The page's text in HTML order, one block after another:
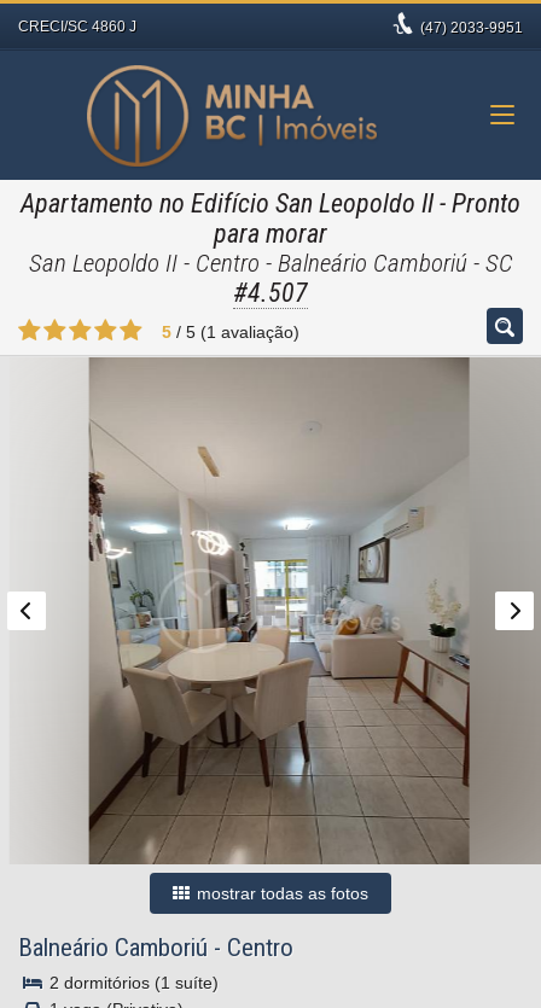
CRECI/SC 4860 J (47) 2033-9951
Apartamento no Edifício San Leopoldo II- Pronto
para morar
San Leopoldo II - Centro - Balneário Camboriú - SC
#4.507
5 / 5 (1 avaliação)
mostrar todas as fotos
Balneário Camboriú - Centro
2 dormitórios (1 suíte)